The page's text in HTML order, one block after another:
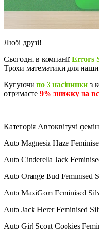
Любі друзі!
Сьогодні в компаніїErrors
Трохи математики для
Купуючи по 3 насінинки з
отримаєте 9% знижку на
Категорія Автоквітучі
Auto Magnesia Haze
Auto Cinderella Jack
Auto Orange Bud Feminised
Auto MaxiGom Feminised
Auto Jack Herer Feminised
Auto Girl Scout Cookies